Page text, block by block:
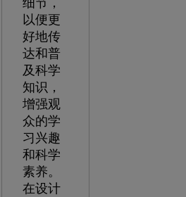
细节，
以便更
好地传
达和普
及科学
知识，
增强观
众的学
习兴趣
和科学
素养。
在设计